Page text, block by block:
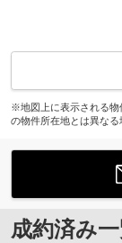
※地図上に表示される物
の物件所在地とは異なる
成約済み